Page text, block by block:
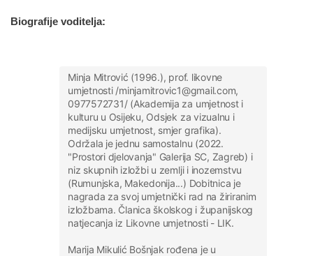
Biografije voditelja:
Minja Mitrović (1996.), prof. likovne
umjetnosti /minjamitrovic1@gmail.com,
0977572731/ (Akademija za umjetnost i
kulturu u Osijeku, Odsjek za vizualnu i
medijsku umjetnost, smjer grafika).
Održala je jednu samostalnu (2022.
"Prostori djelovanja" Galerija SC, Zagreb) i
niz skupnih izložbi u zemlji i inozemstvu
(Rumunjska, Makedonija...) Dobitnica je
nagrada za svoj umjetnički rad na žiriranim
izložbama. Članica školskog i županijskog
natjecanja iz Likovne umjetnosti - LIK.
Marija Mikulić Bošnjak rođena je u